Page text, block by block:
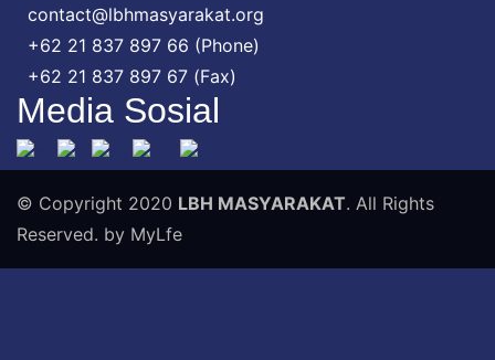
contact@lbhmasyarakat.org
+62 21 837 897 66 (Phone)
+62 21 837 897 67 (Fax)
Media Sosial
© Copyright 2020 LBH MASYARAKAT. All Rights
Reserved. by MyLfe